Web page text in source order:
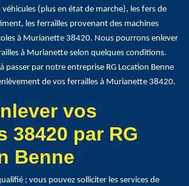
véhicules (plus en état de marche), les fers de
les ferrailles provenant des machines
à Murianette 38420. Nous pourrons enlever
à Murianette selon quelques conditions.
passer par notre entreprise RG Location Benne
de vos ferrailles à Murianette 38420.
vos
38420 par RG
Benne
; vous pouvez solliciter les services de